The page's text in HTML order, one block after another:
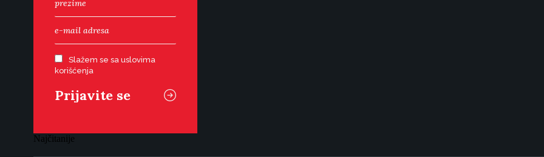
Slažem se sa uslovima
korišćenja
Najčitanije